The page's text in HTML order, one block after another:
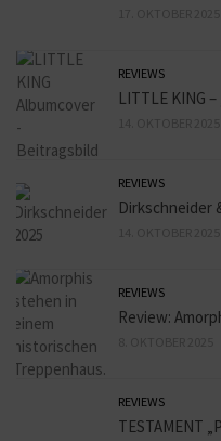
REVIEWS
LITTLE KING
REVIEWS
Dirkschneider
REVIEWS
Review:
REVIEWS
TESTAMENT